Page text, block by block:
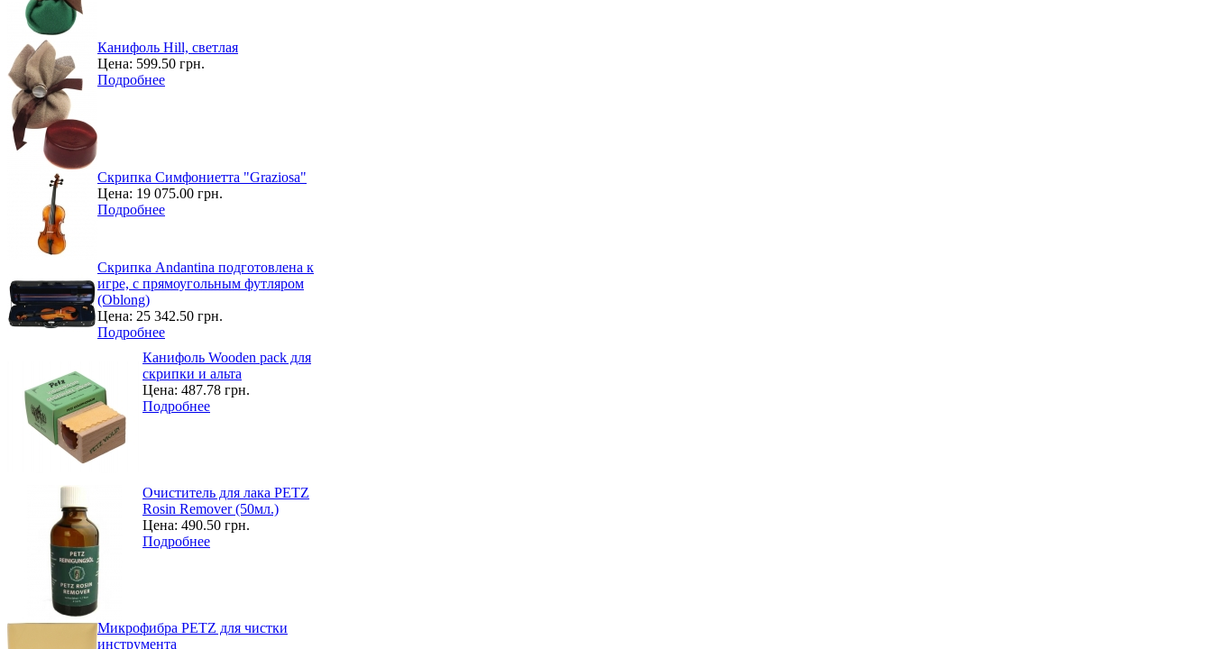
Канифоль Hill, светлая
Цена: 599.50 грн.
Подробнее
Скрипка Симфониетта "Graziosa"
Цена: 19 075.00 грн.
Подробнее
Скрипка Andantina подготовлена к
игре, с прямоугольным футляром
(Oblong)
Цена: 25 342.50 грн.
Подробнее
Канифоль Wooden pack для
скрипки и альта
Цена: 487.78 грн.
Подробнее
Очиститель для лака PETZ
Rosin Remover (50мл.)
Цена: 490.50 грн.
Подробнее
Микрофибра PETZ для чистки
инструмента